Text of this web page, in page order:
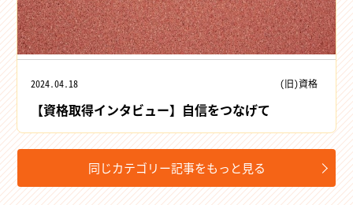
2024.04.18 (旧)資格
【資格取得インタビュー】自信をつなげて
同じカテゴリー記事をもっと見る